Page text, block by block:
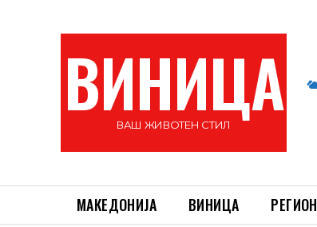
ВИНИЦА
ВАШ ЖИВОТЕН СТИЛ
МАКЕДОНИЈА ВИНИЦА РЕГИОН